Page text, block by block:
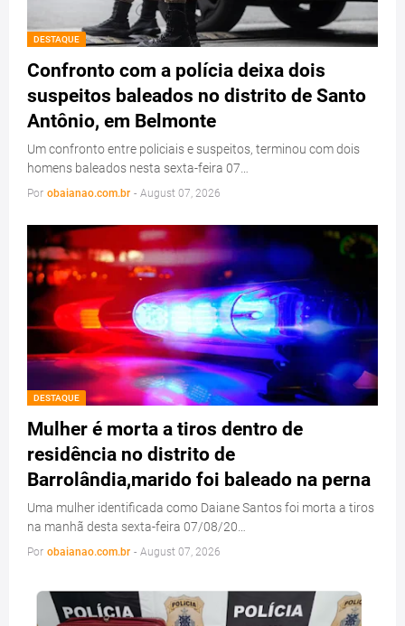
DESTAQUE
Confronto com a polícia deixa dois
suspeitos baleados no distrito de Santo
Antônio, em Belmonte
Um confronto entre policiais e suspeitos, terminou com dois
homens baleados nesta sexta-feira 07…
Por obaianao.com.br - August 07, 2026
DESTAQUE
Mulher é morta a tiros dentro de
residência no distrito de
Barrolândia,marido foi baleado na perna
Uma mulher identificada como Daiane Santos foi morta a tiros
na manhã desta sexta-feira 07/08/20…
Por obaianao.com.br - August 07, 2026